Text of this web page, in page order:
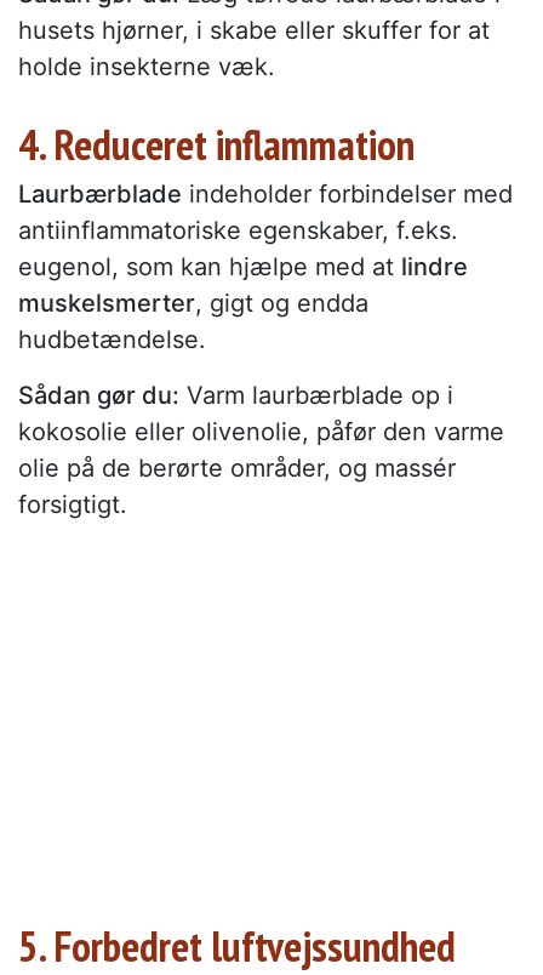
husets hjørner, i skabe eller skuffer for at
holde insekterne væk.
4. Reduceret inflammation
Laurbærblade indeholder forbindelser med
antiinflammatoriske egenskaber, f.eks.
eugenol, som kan hjælpe med at lindre
muskelsmerter, gigt og endda
hudbetændelse.
Sådan gør du: Varm laurbærblade op i
kokosolie eller olivenolie, påfør den varme
olie på de berørte områder, og massér
forsigtigt.
5. Forbedret luftvejssundhed